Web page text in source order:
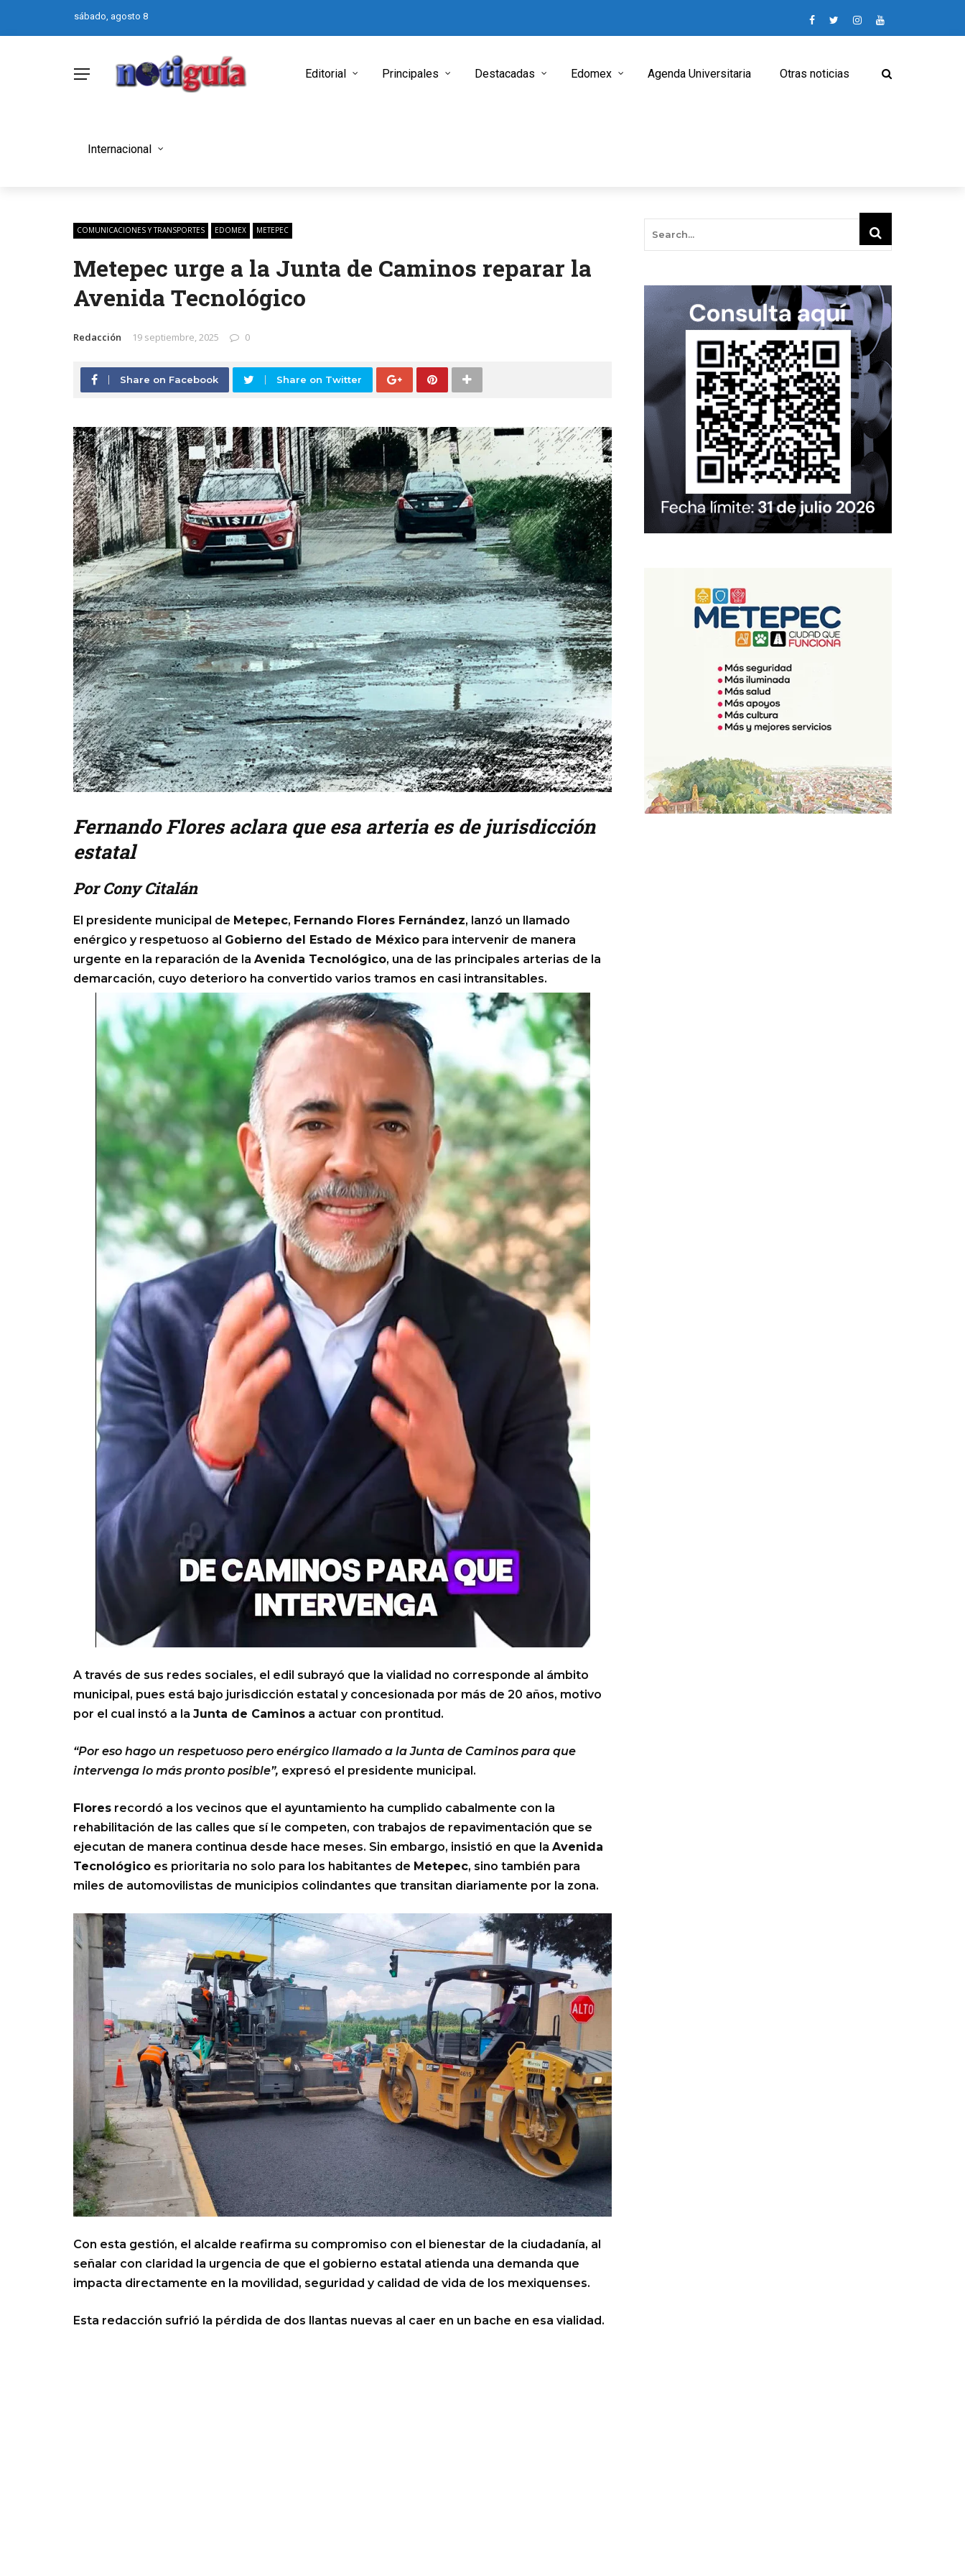
sábado, agosto 8
Editorial Principales Destacadas Edomex Agenda Universitaria Otras noticias
Internacional
COMUNICACIONES Y TRANSPORTES EDOMEX METEPEC
Metepec urge a la Junta de Caminos reparar la
Avenida Tecnológico
Redacción 19 septiembre, 2025 0
Share on Facebook Share on Twitter
Fernando Flores aclara que esa arteria es de jurisdicción
estatal
Por Cony Citalán
El presidente municipal de Metepec, Fernando Flores Fernández, lanzó un llamado
enérgico y respetuoso al Gobierno del Estado de México para intervenir de manera
urgente en la reparación de la Avenida Tecnológico, una de las principales arterias de la
demarcación, cuyo deterioro ha convertido varios tramos en casi intransitables.
A través de sus redes sociales, el edil subrayó que la vialidad no corresponde al ámbito
municipal, pues está bajo jurisdicción estatal y concesionada por más de 20 años, motivo
por el cual instó a la Junta de Caminos a actuar con prontitud.
“Por eso hago un respetuoso pero enérgico llamado a la Junta de Caminos para que
intervenga lo más pronto posible”, expresó el presidente municipal.
Flores recordó a los vecinos que el ayuntamiento ha cumplido cabalmente con la
rehabilitación de las calles que sí le competen, con trabajos de repavimentación que se
ejecutan de manera continua desde hace meses. Sin embargo, insistió en que la Avenida
Tecnológico es prioritaria no solo para los habitantes de Metepec, sino también para
miles de automovilistas de municipios colindantes que transitan diariamente por la zona.
Con esta gestión, el alcalde reafirma su compromiso con el bienestar de la ciudadanía, al
señalar con claridad la urgencia de que el gobierno estatal atienda una demanda que
impacta directamente en la movilidad, seguridad y calidad de vida de los mexiquenses.
Esta redacción sufrió la pérdida de dos llantas nuevas al caer en un bache en esa vialidad.